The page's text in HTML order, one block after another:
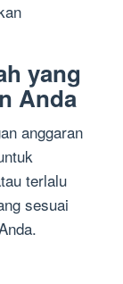
yang
Anda
anggaran
terlalu
sesuai